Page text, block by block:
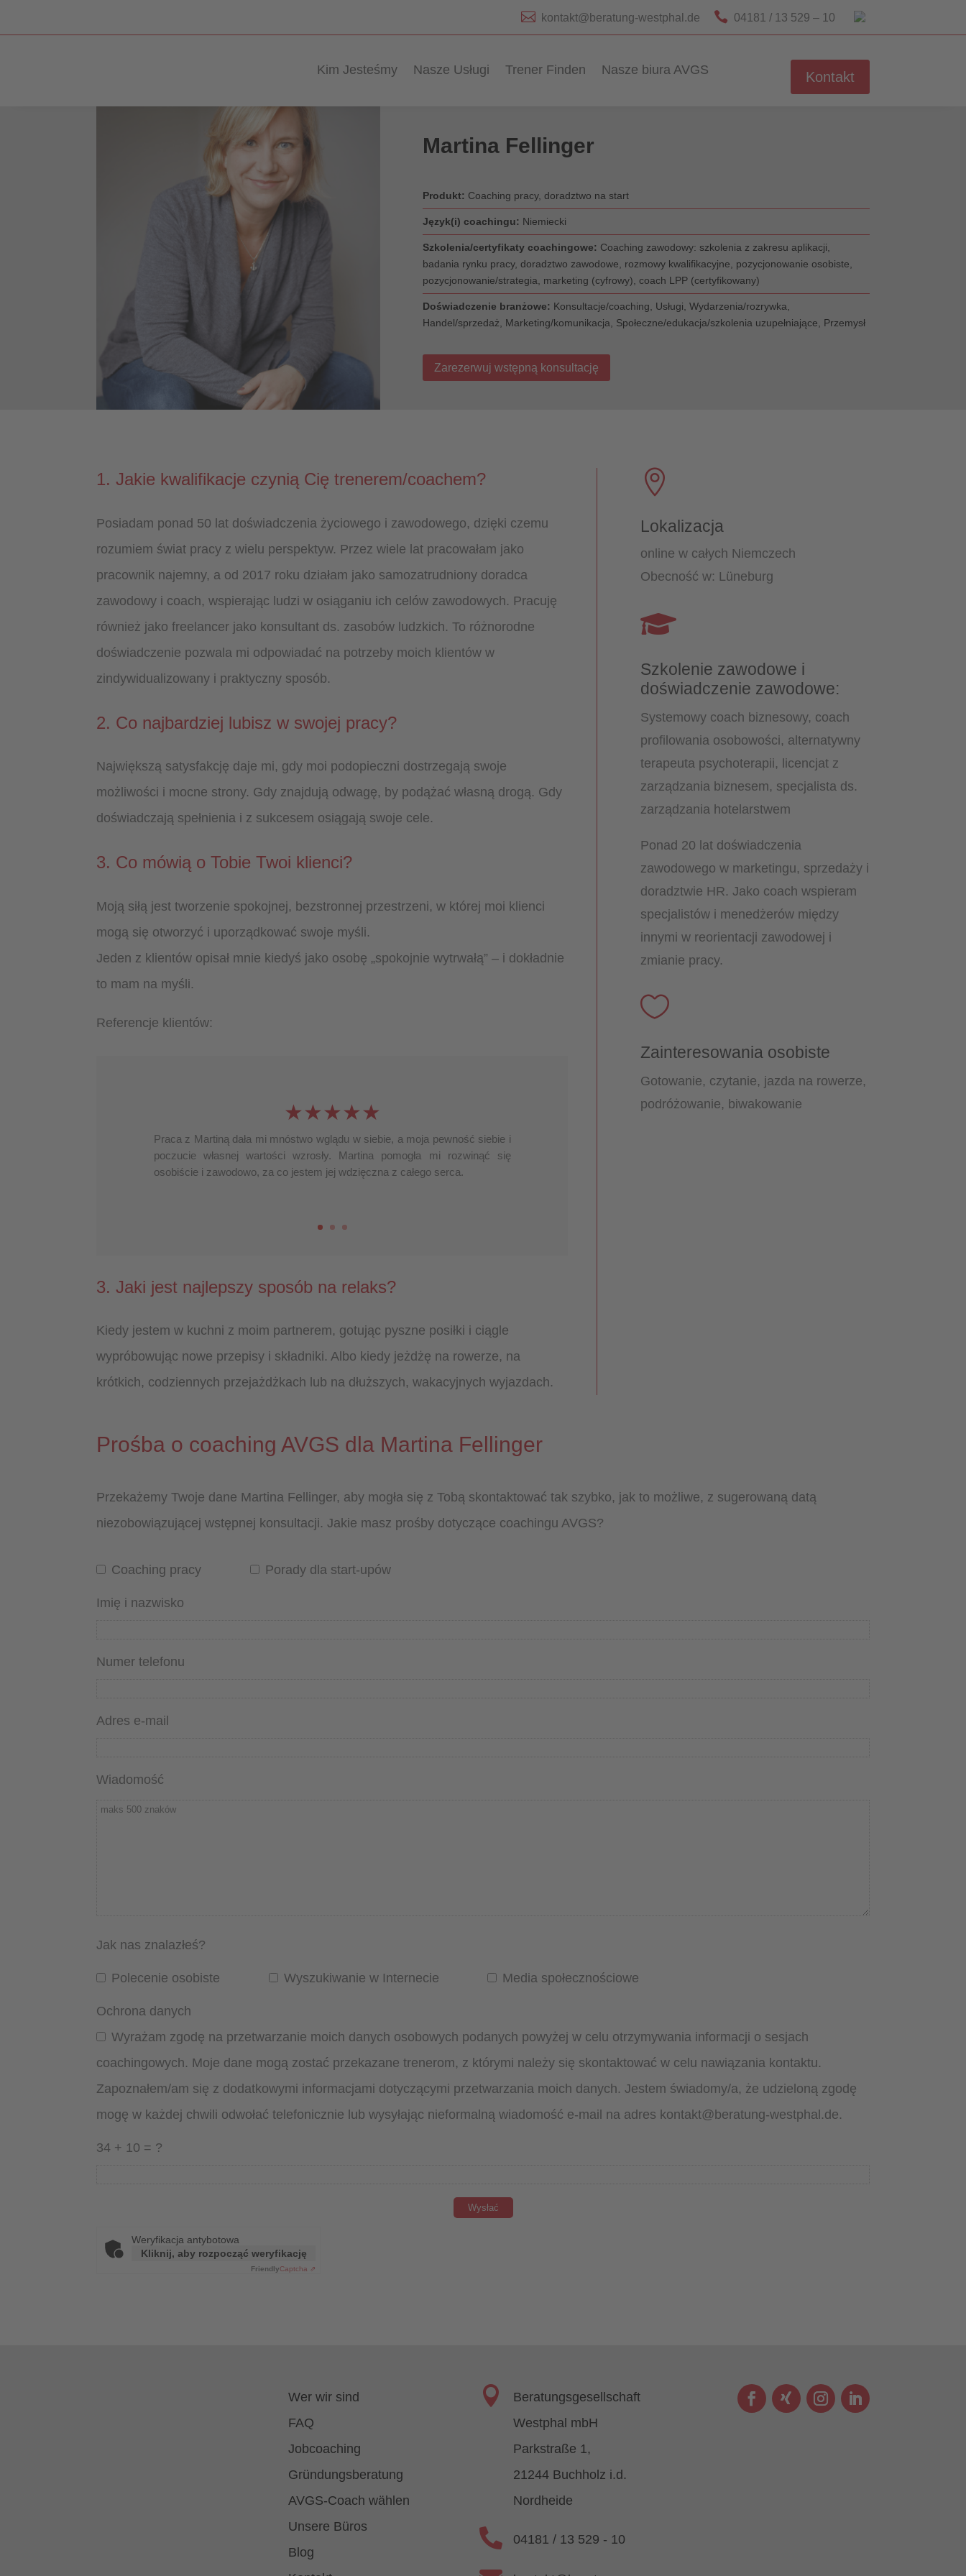
 kontakt@beratung-westphal.de  04181 / 13 529 – 10
Kim Jesteśmy Nasze Usługi Trener Finden Nasze biura AVGS Kontakt
Martina Fellinger
Produkt: Coaching pracy, doradztwo na start
Język(i) coachingu: Niemiecki
Szkolenia/certyfikaty coachingowe: Coaching zawodowy: szkolenia z zakresu aplikacji,
badania rynku pracy, doradztwo zawodowe, rozmowy kwalifikacyjne, pozycjonowanie osobiste,
pozycjonowanie/strategia, marketing (cyfrowy), coach LPP (certyfikowany)
Doświadczenie branżowe: Konsultacje/coaching, Usługi, Wydarzenia/rozrywka,
Handel/sprzedaż, Marketing/komunikacja, Społeczne/edukacja/szkolenia uzupełniające, Przemysł
Zarezerwuj wstępną konsultację
1. Jakie kwalifikacje czynią Cię trenerem/coachem?
Posiadam ponad 50 lat doświadczenia życiowego i zawodowego, dzięki czemu
rozumiem świat pracy z wielu perspektyw. Przez wiele lat pracowałam jako
pracownik najemny, a od 2017 roku działam jako samozatrudniony doradca
zawodowy i coach, wspierając ludzi w osiąganiu ich celów zawodowych. Pracuję
również jako freelancer jako konsultant ds. zasobów ludzkich. To różnorodne
doświadczenie pozwala mi odpowiadać na potrzeby moich klientów w
zindywidualizowany i praktyczny sposób.
2. Co najbardziej lubisz w swojej pracy?
Największą satysfakcję daje mi, gdy moi podopieczni dostrzegają swoje
możliwości i mocne strony. Gdy znajdują odwagę, by podążać własną drogą. Gdy
doświadczają spełnienia i z sukcesem osiągają swoje cele.
3. Co mówią o Tobie Twoi klienci?
Moją siłą jest tworzenie spokojnej, bezstronnej przestrzeni, w której moi klienci
mogą się otworzyć i uporządkować swoje myśli.
Jeden z klientów opisał mnie kiedyś jako osobę „spokojnie wytrwałą” – i dokładnie
to mam na myśli.
Referencje klientów:
★★★★★
Praca z Martiną dała mi mnóstwo wglądu w siebie, a moja pewność siebie i
poczucie własnej wartości wzrosły. Martina pomogła mi rozwinąć się
osobiście i zawodowo, za co jestem jej wdzięczna z całego serca.
3. Jaki jest najlepszy sposób na relaks?
Kiedy jestem w kuchni z moim partnerem, gotując pyszne posiłki i ciągle
wypróbowując nowe przepisy i składniki. Albo kiedy jeżdżę na rowerze, na
krótkich, codziennych przejażdżkach lub na dłuższych, wakacyjnych wyjazdach.

Lokalizacja
online w całych Niemczech
Obecność w: Lüneburg

Szkolenie zawodowe i
doświadczenie zawodowe:
Systemowy coach biznesowy, coach
profilowania osobowości, alternatywny
terapeuta psychoterapii, licencjat z
zarządzania biznesem, specjalista ds.
zarządzania hotelarstwem
Ponad 20 lat doświadczenia
zawodowego w marketingu, sprzedaży i
doradztwie HR. Jako coach wspieram
specjalistów i menedżerów między
innymi w reorientacji zawodowej i
zmianie pracy.

Zainteresowania osobiste
Gotowanie, czytanie, jazda na rowerze,
podróżowanie, biwakowanie
Prośba o coaching AVGS dla Martina Fellinger
Przekażemy Twoje dane Martina Fellinger, aby mogła się z Tobą skontaktować tak szybko, jak to możliwe, z sugerowaną datą
niezobowiązującej wstępnej konsultacji. Jakie masz prośby dotyczące coachingu AVGS?
Coaching pracy Porady dla start-upów
Imię i nazwisko
Numer telefonu
Adres e-mail
Wiadomość
Jak nas znalazłeś?
Polecenie osobiste Wyszukiwanie w Internecie Media społecznościowe
Ochrona danych
Wyrażam zgodę na przetwarzanie moich danych osobowych podanych powyżej w celu otrzymywania informacji o sesjach
coachingowych. Moje dane mogą zostać przekazane trenerom, z którymi należy się skontaktować w celu nawiązania kontaktu.
Zapoznałem/am się z dodatkowymi informacjami dotyczącymi przetwarzania moich danych. Jestem świadomy/a, że udzieloną zgodę
mogę w każdej chwili odwołać telefonicznie lub wysyłając nieformalną wiadomość e-mail na adres kontakt@beratung-westphal.de.
34 + 10 = ?
Weryfikacja antybotowa
Kliknij, aby rozpocząć weryfikację
FriendlyCaptcha ⇗
Wer wir sind
FAQ
Jobcoaching
Gründungsberatung
AVGS-Coach wählen
Unsere Büros
Blog

Beratungsgesellschaft
Westphal mbH
Parkstraße 1,
21244 Buchholz i.d.
Nordheide
 04181 / 13 529 - 10